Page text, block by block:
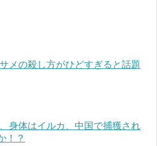
メの殺し方がひどすぎると話題
身体はイルカ、中国で捕獲され
！？